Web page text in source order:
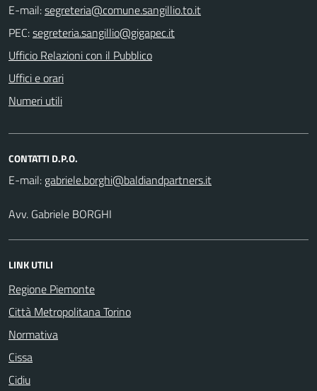
E-mail:
PEC:
Ufficio Relazioni con il Pubblico
Uffici e orari
Numeri utili
CONTATTI D.P.O.
E-mail:
Avv. Gabriele BORGHI
LINK UTILI
Regione Piemonte
Città Metropolitana Torino
Normativa
Cissa
Cidiu